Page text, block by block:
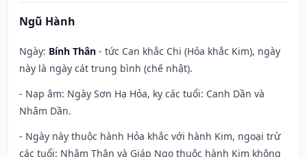
Ngũ Hành
Ngày: Bính Thân - tức Can khắc Chi (Hỏa khắc Kim), ngày
này là ngày cát trung bình (chế nhật).
- Nạp âm: Ngày Sơn Hạ Hỏa, kỵ các tuổi: Canh Dần và
Nhâm Dần.
- Ngày này thuộc hành Hỏa khắc với hành Kim, ngoại trừ
các tuổi: Nhâm Thân và Giáp Ngọ thuộc hành Kim không